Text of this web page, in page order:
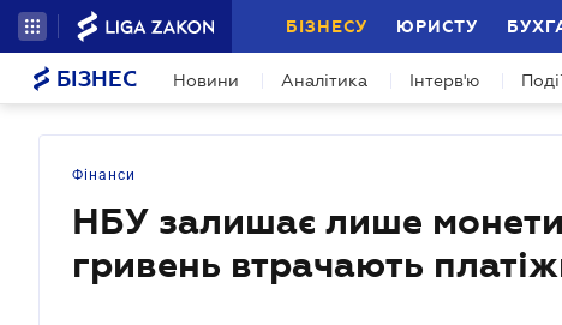
БІЗНЕСУ ЮРИСТУ
БІЗНЕС Новини Аналітика Інтерв'ю
Фінанси
НБУ залишає лише монети:
гривень втрачають